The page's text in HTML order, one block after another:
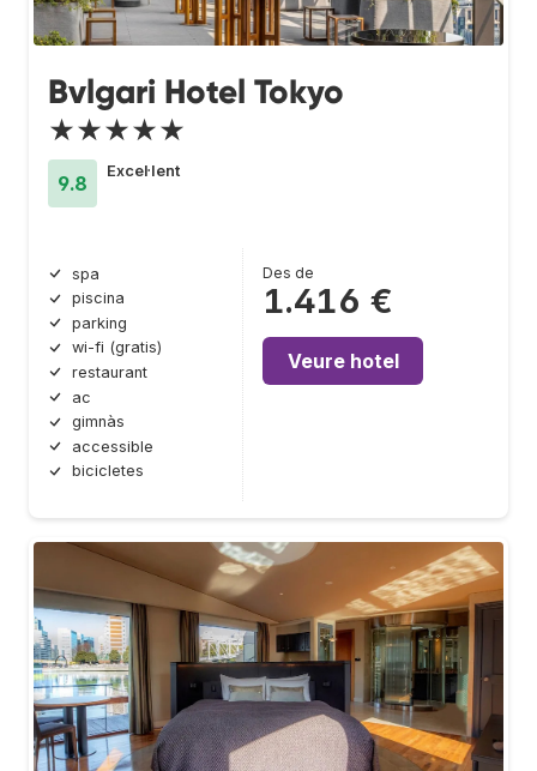
Bvlgari Hotel Tokyo
★★★★★
9.8
Excel·lent
spa
piscina
parking
wi-fi (gratis)
restaurant
ac
gimnàs
accessible
bicicletes
Des de
1.416 €
Veure hotel